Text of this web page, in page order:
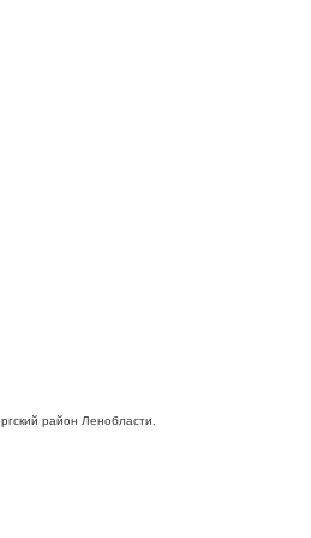
район Ленобласти.